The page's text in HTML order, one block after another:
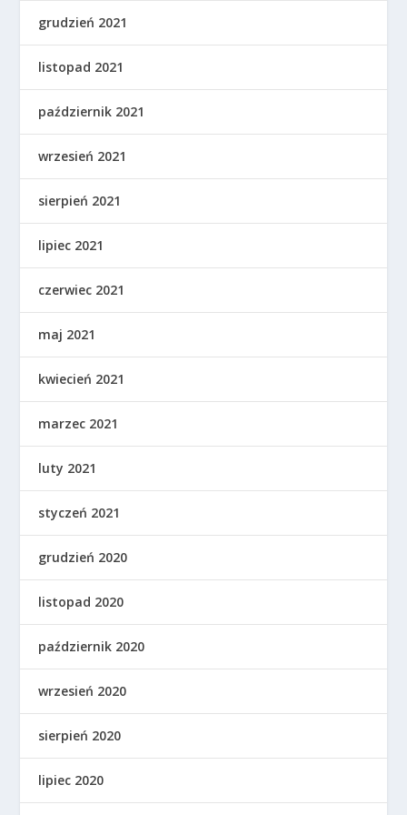
grudzień 2021
listopad 2021
październik 2021
wrzesień 2021
sierpień 2021
lipiec 2021
czerwiec 2021
maj 2021
kwiecień 2021
marzec 2021
luty 2021
styczeń 2021
grudzień 2020
listopad 2020
październik 2020
wrzesień 2020
sierpień 2020
lipiec 2020